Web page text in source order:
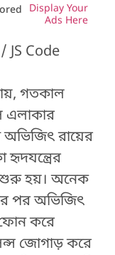
Display Your
Ads Here
JS Code
গতকাল
এলাকার
অভিজিত্‍ রায়ের
শুরু হয়। অনেক
পর অভিজিৎ
করে
জোগাড় করে